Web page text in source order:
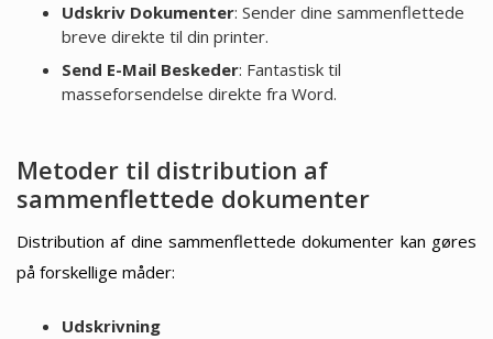
Udskriv Dokumenter: Sender dine sammenflettede
breve direkte til din printer.
Send E-Mail Beskeder: Fantastisk til
masseforsendelse direkte fra Word.
Metoder til distribution af
sammenflettede dokumenter
Distribution af dine sammenflettede dokumenter kan gøres
på forskellige måder:
Udskrivning